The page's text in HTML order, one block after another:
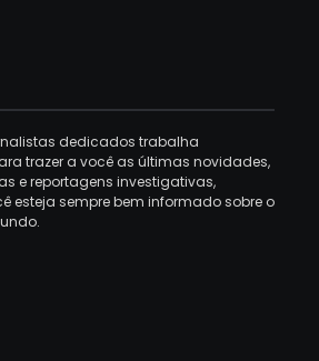
dedicados trabalha
trazer a você as últimas novidades,
e reportagens investigativas,
esteja sempre bem informado sobre o